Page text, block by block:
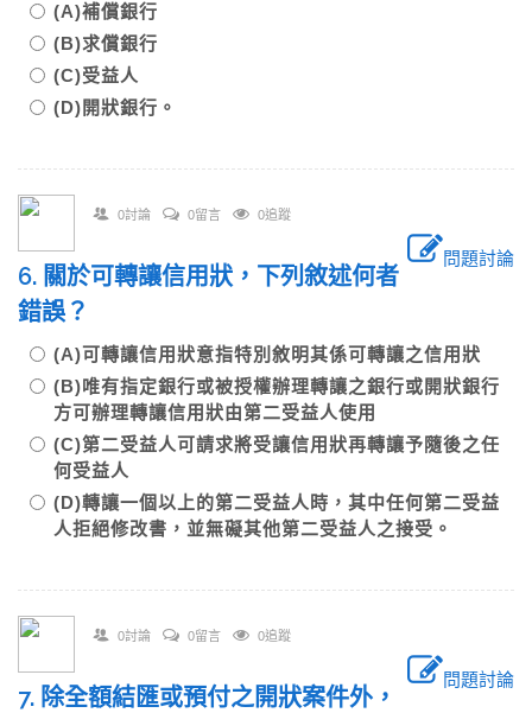
(A)補償銀行
(B)求償銀行
(C)受益人
(D)開狀銀行。
0討論 0留言 0追蹤
問題討論
6. 關於可轉讓信用狀，下列敘述何者
錯誤？
(A)可轉讓信用狀意指特別敘明其係可轉讓之信用狀
(B)唯有指定銀行或被授權辦理轉讓之銀行或開狀銀行
方可辦理轉讓信用狀由第二受益人使用
(C)第二受益人可請求將受讓信用狀再轉讓予隨後之任
何受益人
(D)轉讓一個以上的第二受益人時，其中任何第二受益
人拒絕修改書，並無礙其他第二受益人之接受。
0討論 0留言 0追蹤
問題討論
7. 除全額結匯或預付之開狀案件外，